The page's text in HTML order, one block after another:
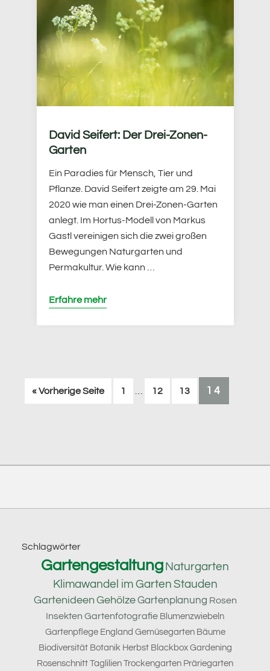
David Seifert: Der Drei-Zonen-
Garten
Ein Paradies für Mensch, Tier und
Pflanze. David Seifert zeigte am 29. Mai
2020 wie man einen Drei-Zonen-Garten
anlegt. Im Hortus-Modell von Markus
Gastl vereinigen sich die zwei großen
Bewegungen Naturgarten und
Permakultur. Wie kann …
Erfahre mehr
« Vorherige Seiteaufrufen
Seite
1 Seite
12 Seite
13 SEITE
14
Footer
Schlagwörter
Gartengestaltung Naturgarten
Klimawandel im Garten Stauden
Gartenideen GehölzeGartenplanung Rosen
Insekten Gartenfotografie Blumenzwiebeln
Gartenpflege England Gemüsegarten Bäume
Biodiversität Botanik Herbst Blackbox Gardening
Rosenschnitt Taglilien Trockengarten Präriegarten